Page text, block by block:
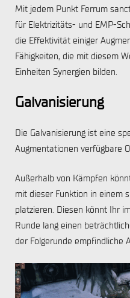
Mit jedem Punkt Ferrum
für Elektrizitäts- und EMP-
die Effektivität einiger
Fähigkeiten, die mit diesem
Einheiten Synergien bilden.
Galvanisierung
Die Galvanisierung ist eine
Augmentationen verfügbare
Außerhalb von Kämpfen
mit dieser Funktion in einem
platzieren. Diesen könnt Ihr
Runde lang einen
der Folgerunde empfindliche